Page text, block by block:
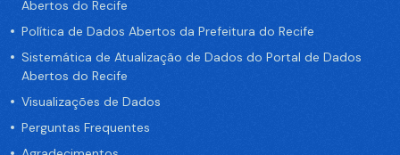
Abertos do Recife
Política de Dados Abertos da Prefeitura do Recife
Sistemática de Atualização de Dados do Portal de Dados
Abertos do Recife
Visualizações de Dados
Perguntas Frequentes